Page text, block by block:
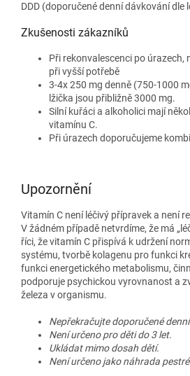
DDD (doporučené denní dávkování
Zkušenosti zákazníků
Při rekonvalescenci po úrazech,
při vyšší potřebě
3-4x 250 mg denně (750-1000
lžička jsou přibližně 3000 mg.
Silní kuřáci a alkoholici mají
vitamínu C.
Při úrazech doporučujeme
Upozornění
Vitamín C není léčivý přípravek a není
V žádném případě netvrdíme, že má
říci, že vitamín C přispívá k udržení
systému, tvorbě kolagenu pro funkci
funkci energetického metabolismu,
podporuje psychickou vyrovnanost a
železa v organismu.
Nepřekračujte doporučené
Není určeno pro děti do 3 let.
Ukládat mimo dosah dětí.
Není určeno jako náhrada